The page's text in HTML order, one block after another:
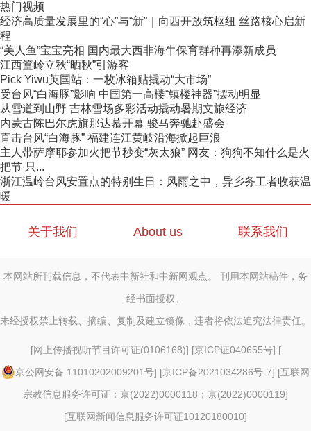
热门视频
经济高质量发展里的“心”与“新”｜向西开放筑枢纽 丝路核心启新
程
“美人鱼”宝宝亮相 国内最大西非海牛保育群种再添新成员
江西篁岭立秋“晒秋”引游客
Pick Yiwu英国站：一枚冰箱贴撬动“大市场”
受台风“白海豚”影响 中国第一高楼“镇楼神器”摆动明显
从雪道到山野 吉林雪场多彩活动撬动暑期文旅经济
内蒙古陈巴尔虎旗那达慕开幕 骏马奔驰赴盛会
直击台风“白海豚” 福建连江黄岐沿海掀起巨浪
主人带萨摩耶参加火把节秒变“灰太狼” 网友：狗狗不知什么是火
把节 只...
浙江温岭台风安置点的特别生日：风雨之中，异乡务工者收获温
暖
关于我们 About us 联系我们
本网站所刊载信息，不代表中新社和中新网观点。 刊用本网站稿件，务
经书面授权。
未经授权禁止转载、摘编、复制及建立镜像，违者将依法追究法律责任。
[网上传播视听节目许可证(0106168)] [京ICP证040655号] [
京公网安备 11010202009201号] [京ICP备2021034286号-7] [互联网
宗教信息服务许可证：京(2022)0000118；京(2022)0000119]
[互联网新闻信息服务许可证10120180010]